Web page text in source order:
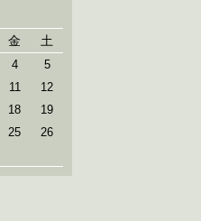
金 土
4
5
11
12
18
19
25
26